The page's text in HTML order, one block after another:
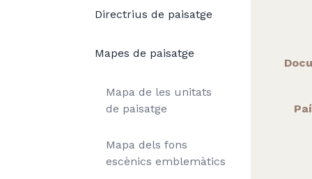
Directrius de paisatge
Mapes de paisatge
Mapa de les unitats
de paisatge
Mapa dels fons
escènics emblemàtics